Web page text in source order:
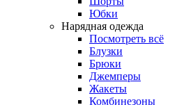
Юбки
Нарядная одежда
Посмотреть всё
Блузки
Брюки
Джемперы
Жакеты
Комбинезоны